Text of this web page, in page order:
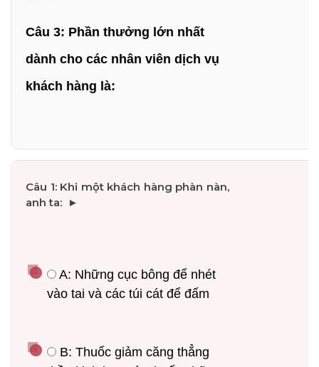
Câu 3: Phần thưởng lớn nhất
dành cho các nhân viên dịch vụ
khách hàng là:
A: Những cục bông để nhét
vào tai và các túi cát để đấm
B: Thuốc giảm căng thẳng